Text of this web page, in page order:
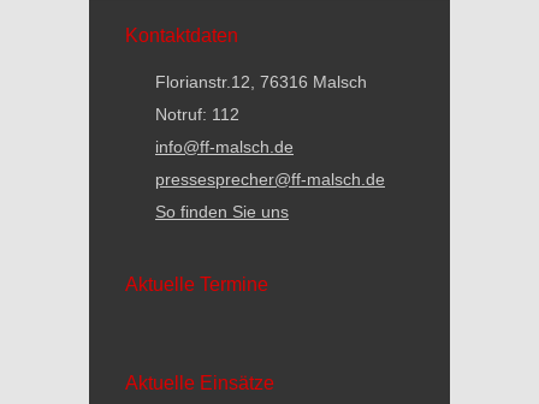
Kontaktdaten
Florianstr.12, 76316 Malsch
Notruf: 112
info@ff-malsch.de
pressesprecher@ff-malsch.de
So finden Sie uns
Aktuelle Termine
Aktuelle Einsätze